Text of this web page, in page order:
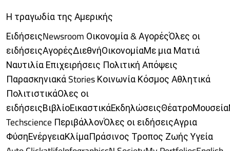
Η τραγωδία της Αμερικής
ΕιδήσειςNewsroom Οικονομία & ΑγορέςΌλες οι
ειδήσειςΑγορέςΔιεθνήΟικονομίαΜε μια Ματιά
Ναυτιλία Επιχειρήσεις Πολιτική Απόψεις
Παρασκηνιακά Stories Κοινωνία Κόσμος Αθλητικά
ΠολιτιστικάΟλες οι
Techscience ΠεριβάλλονΌλες οι ειδήσειςΑγρια
ΦύσηΕνέργειαΚλίμαΠράσινος Τροπος Ζωής Υγεία